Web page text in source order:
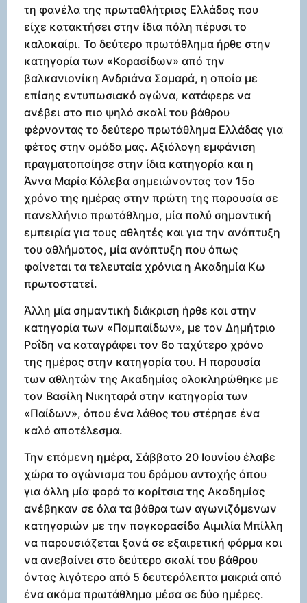
τη φανέλα της πρωταθλήτριας Ελλάδας που
είχε κατακτήσει στην ίδια πόλη πέρυσι το
καλοκαίρι. Το δεύτερο πρωτάθλημα ήρθε στην
κατηγορία των «Κορασίδων» από την
βαλκανιονίκη Ανδριάνα Σαμαρά, η οποία με
επίσης εντυπωσιακό αγώνα, κατάφερε να
ανέβει στο πιο ψηλό σκαλί του βάθρου
φέρνοντας το δεύτερο πρωτάθλημα Ελλάδας για
φέτος στην ομάδα μας. Αξιόλογη εμφάνιση
πραγματοποίησε στην ίδια κατηγορία και η
Άννα Μαρία Κόλεβα σημειώνοντας τον 15ο
χρόνο της ημέρας στην πρώτη της παρουσία σε
πανελλήνιο πρωτάθλημα, μία πολύ σημαντική
εμπειρία για τους αθλητές και για την ανάπτυξη
του αθλήματος, μία ανάπτυξη που όπως
φαίνεται τα τελευταία χρόνια η Ακαδημία Κω
πρωτοστατεί.
Άλλη μία σημαντική διάκριση ήρθε και στην
κατηγορία των «Παμπαίδων», με τον Δημήτριο
Ροΐδη να καταγράφει τον 6ο ταχύτερο χρόνο
της ημέρας στην κατηγορία του. Η παρουσία
των αθλητών της Ακαδημίας ολοκληρώθηκε με
τον Βασίλη Νικηταρά στην κατηγορία των
«Παίδων», όπου ένα λάθος του στέρησε ένα
καλό αποτέλεσμα.
Την επόμενη ημέρα, Σάββατο 20 Ιουνίου έλαβε
χώρα το αγώνισμα του δρόμου αντοχής όπου
για άλλη μία φορά τα κορίτσια της Ακαδημίας
ανέβηκαν σε όλα τα βάθρα των αγωνιζόμενων
κατηγοριών με την παγκορασίδα Αιμιλία Μπίλλη
να παρουσιάζεται ξανά σε εξαιρετική φόρμα και
να ανεβαίνει στο δεύτερο σκαλί του βάθρου
όντας λιγότερο από 5 δευτερόλεπτα μακριά από
ένα ακόμα πρωτάθλημα μέσα σε δύο ημέρες.